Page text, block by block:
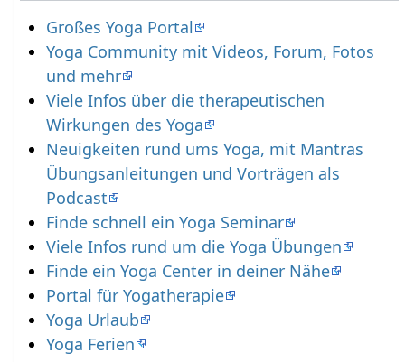
Großes Yoga Portal
Yoga Community mit Videos, Forum, Fotos
und mehr
Viele Infos über die therapeutischen
Wirkungen des Yoga
Neuigkeiten rund ums Yoga, mit Mantras
Übungsanleitungen und Vorträgen als
Podcast
Finde schnell ein Yoga Seminar
Viele Infos rund um die Yoga Übungen
Finde ein Yoga Center in deiner Nähe
Portal für Yogatherapie
Yoga Urlaub
Yoga Ferien